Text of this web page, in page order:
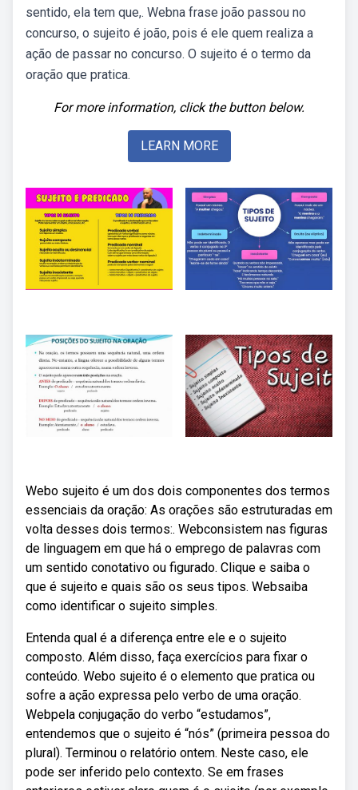
sentido, ela tem que,. Webna frase joão passou no
concurso, o sujeito é joão, pois é ele quem realiza a
ação de passar no concurso. O sujeito é o termo da
oração que pratica.
For more information, click the button below.
LEARN MORE
Webo sujeito é um dos dois componentes dos termos
essenciais da oração: As orações são estruturadas em
volta desses dois termos:. Webconsistem nas figuras
de linguagem em que há o emprego de palavras com
um sentido conotativo ou figurado. Clique e saiba o
que é sujeito e quais são os seus tipos. Websaiba
como identificar o sujeito simples.
Entenda qual é a diferença entre ele e o sujeito
composto. Além disso, faça exercícios para fixar o
conteúdo. Webo sujeito é o elemento que pratica ou
sofre a ação expressa pelo verbo de uma oração.
Webpela conjugação do verbo “estudamos”,
entendemos que o sujeito é “nós” (primeira pessoa do
plural). Terminou o relatório ontem. Neste caso, ele
pode ser inferido pelo contexto. Se em frases